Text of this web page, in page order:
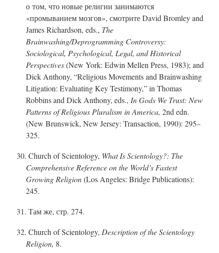
о том, что новые религии занимаются
«промыванием мозгов», смотрите David Bromley and
James Richardson, eds., The
Brainwashing/Deprogramming Controversy:
Sociological, Psychological, Legal, and Historical
Perspectives(New York: Edwin Mellen Press, 1983); and
Dick Anthony, “Religious Movements and Brainwashing
Litigation: Evaluating Key Testimony,” in Thomas
Robbins and Dick Anthony, eds., In Gods We Trust: New
Patterns of Religious Pluralism in America, 2nd edn.
(New Brunswick, New Jersey: Transaction, 1990): 295–
325.
30. Church of Scientology, What Is Scientology?: The
Comprehensive Reference on the World’s Fastest
Growing Religion(Los Angeles: Bridge Publications):
245.
31. Там же, стр. 274.
32. Church of Scientology, Description of the Scientology
Religion, 8.